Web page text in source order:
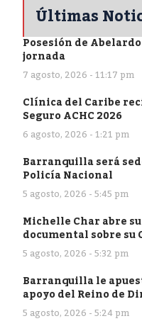
Últimas
Posesión de
jornada
7 agosto, 2026 - 11:17 pm
Clínica del Caribe
Seguro ACHC 2026
6 agosto, 2026 - 1:21 pm
Barranquilla será
Policía Nacional
5 agosto, 2026 - 5:45 pm
Michelle Char abre
documental sobre
5 agosto, 2026 - 5:32 pm
Barranquilla le
apoyo del Reino de
5 agosto, 2026 - 5:24 pm